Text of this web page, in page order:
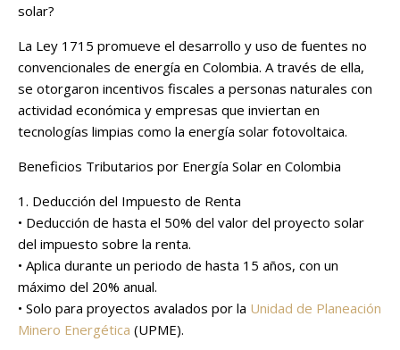
solar?
La Ley 1715 promueve el desarrollo y uso de fuentes no
convencionales de energía en Colombia. A través de ella,
se otorgaron incentivos fiscales a personas naturales con
actividad económica y empresas que inviertan en
tecnologías limpias como la energía solar fotovoltaica.
Beneficios Tributarios por Energía Solar en Colombia
1. Deducción del Impuesto de Renta
• Deducción de hasta el 50% del valor del proyecto solar
del impuesto sobre la renta.
• Aplica durante un periodo de hasta 15 años, con un
máximo del 20% anual.
• Solo para proyectos avalados por la Unidad de Planeación
Minero Energética (UPME).